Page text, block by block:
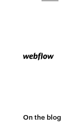
On the blog